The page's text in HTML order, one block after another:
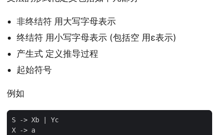
非终结符 用大写字母表示
终结符 用小写字母表示 (包括空 用ε表示)
产生式 定义推导过程
起始符号
例如
S -> Xb
Yc
X
-> a